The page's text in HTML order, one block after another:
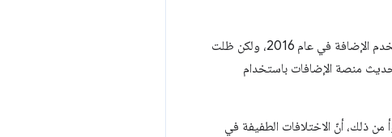
استمرت واجهة مستخدم Chrome والإضافات في التطور خلال السنوات التي تلت إعادة تصميم واجهة مستخدم الإضافة في عام 2016، ولكن ظلت
منصة الإضافات باستخدام
ذلك، أنّ الاختلافات الطفيفة في